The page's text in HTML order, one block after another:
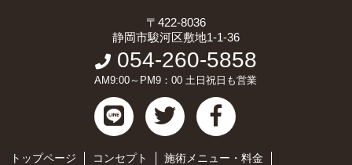
〒422-8036
静岡市駿河区敷地1-1-36
054-260-5858
AM9:00～PM9：00 土日祝日も営業
トップページ コンセプト 施術メニュー・料金